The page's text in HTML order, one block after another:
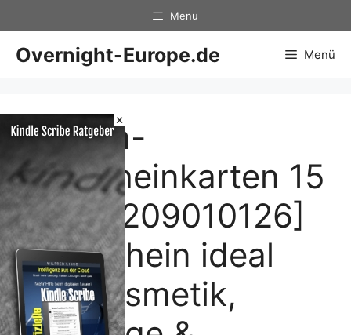
×
Inhalt
springen
Menu
Overnight-Europe.de Menü
Design-
Gutscheinkarten 15
Stk. [1209010126]
(Gutschein ideal
für: Kosmetik,